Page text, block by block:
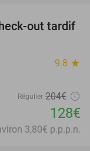
37%
out tardif
9.8 star
Régulier 204€
128€
3,80€ p.p.p.n.